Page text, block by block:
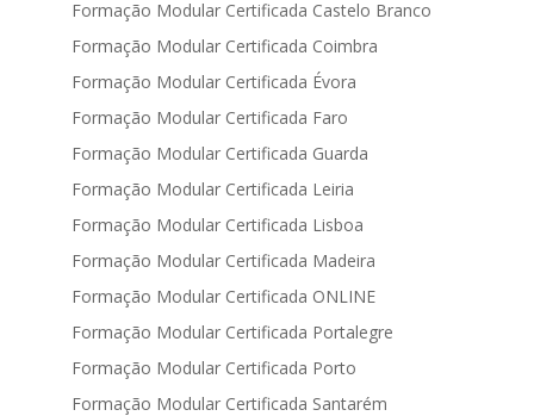
Formação Modular Certificada Castelo Branco
Formação Modular Certificada Coimbra
Formação Modular Certificada Évora
Formação Modular Certificada Faro
Formação Modular Certificada Guarda
Formação Modular Certificada Leiria
Formação Modular Certificada Lisboa
Formação Modular Certificada Madeira
Formação Modular Certificada ONLINE
Formação Modular Certificada Portalegre
Formação Modular Certificada Porto
Formação Modular Certificada Santarém